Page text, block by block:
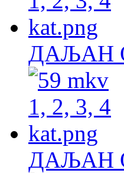
ДАЉАН
ДАЉАН